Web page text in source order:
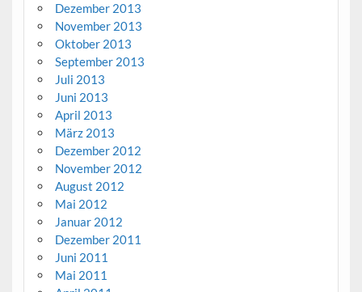
Dezember 2013
November 2013
Oktober 2013
September 2013
Juli 2013
Juni 2013
April 2013
März 2013
Dezember 2012
November 2012
August 2012
Mai 2012
Januar 2012
Dezember 2011
Juni 2011
Mai 2011